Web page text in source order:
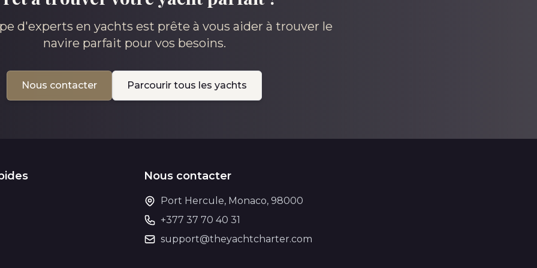
d'experts en yachts est prête à vous aider à trouver le
navire parfait pour vos besoins.
Nous contacter Parcourir tous les yachts
Nous contacter
Port Hercule, Monaco, 98000
+377 37 70 40 31
support@theyachtcharter.com